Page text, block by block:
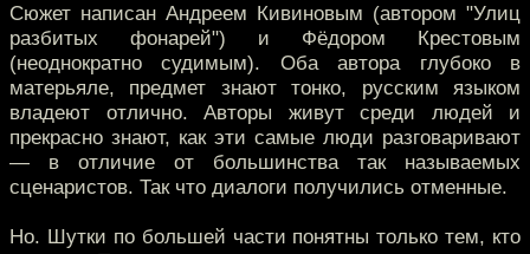
Сюжет написан Андреем Кивиновым (автором "Улиц
разбитых фонарей") и Фёдором Крестовым
(неоднократно судимым). Оба автора глубоко в
матерьяле, предмет знают тонко, русским языком
владеют отлично. Авторы живут среди людей и
прекрасно знают, как эти самые люди разговаривают
— в отличие от большинства так называемых
сценаристов. Так что диалоги получились отменные.
Но. Шутки по большей части понятны только тем, кто